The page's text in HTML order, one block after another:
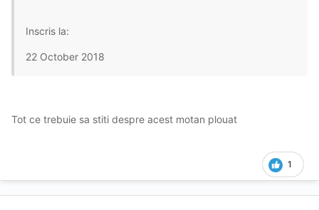
Inscris la:
22 October 2018
Tot ce trebuie sa stiti despre acest motan plouat
1